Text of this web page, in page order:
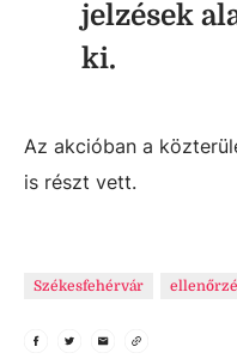
jelzések
ki.
Az akcióban a
is részt vett.
Székesfehérvár